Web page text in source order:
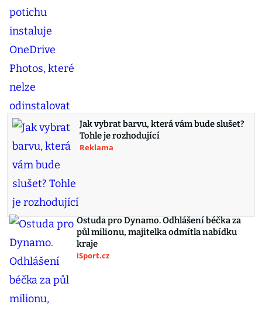
Jak vybrat barvu, která vám bude slušet?
Tohle je rozhodující
Reklama
Ostuda pro Dynamo. Odhlášení béčka za
půl milionu, majitelka odmítla nabídku
kraje
iSport.cz